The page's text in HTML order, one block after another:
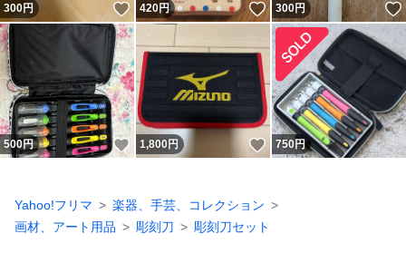
300円 いいね！
420円 いいね！
300円
500円 いいね！
1,800円 いいね！
750円
Yahoo!フリマ
楽器、手芸、コレクション
画材、アート用品
彫刻刀 彫刻刀セット